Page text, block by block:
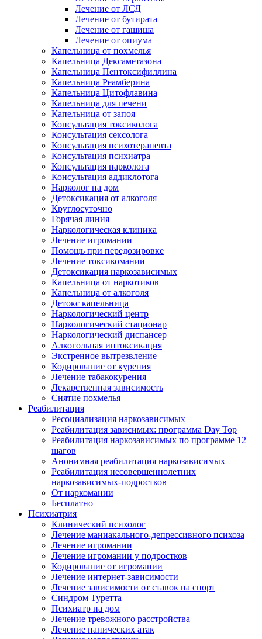
Лечение от ЛСД
Лечение от бутирата
Лечение от гашиша
Лечение от опиума
Капельница от похмелья
Капельница Дексаметазона
Капельница Пентоксифиллина
Капельница Реамберина
Капельница Цитофлавина
Капельница для печени
Капельница от запоя
Консультация токсиколога
Консультация сексолога
Консультация психотерапевта
Консультация психиатра
Консультация нарколога
Консультация аддиклотога
Нарколог на дом
Детоксикация от алкоголя
Круглосуточно
Горячая линия
Наркологическая клиника
Лечение игромании
Помощь при передозировке
Лечение токсикомании
Детоксикация наркозависимых
Капельница от наркотиков
Капельница от алкоголя
Детокс капельница
Наркологический центр
Наркологический стационар
Наркологический диспансер
Алкогольная интоксикация
Экстренное вытрезвление
Кодирование от курения
Лечение табакокурения
Лекарственная зависимость
Снятие похмелья
Реабилитация
Ресоциализация наркозависимых
Реабилитация зависимых: программа Day Top
Реабилитация наркозависимых по программе 12
шагов
Анонимная реабилитация наркозависимых
Реабилитация несовершеннолетних
наркозависимых-подростков
От наркомании
Бесплатно
Психиатрия
Клинический психолог
Лечение маниакального-депрессивного психоза
Лечение игромании
Лечение игромании у подростков
Кодирование от игромании
Лечение интернет-зависимости
Лечение зависимости от ставок на спорт
Синдром Туретта
Психиатр на дом
Лечение тревожного расстройства
Лечение панических атак